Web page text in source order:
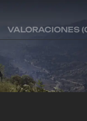
VALORACIONES